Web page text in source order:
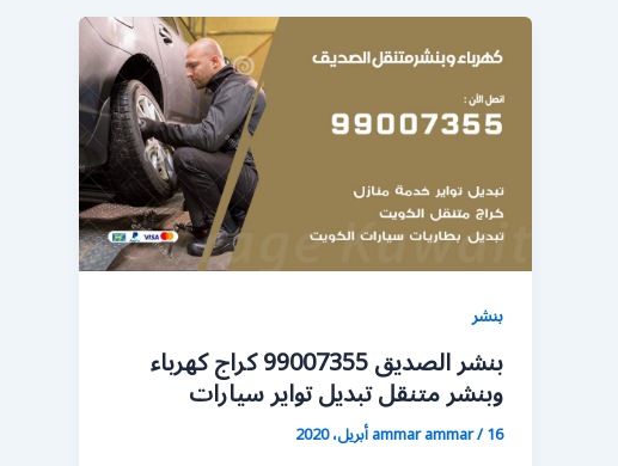
بنشر
بنشر الصديق 99007355 كراج كهرباء
وبنشر متنقل تبديل تواير سيارات
ammar ammar/16 أبريل، 2020